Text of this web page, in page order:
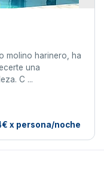
molino harinero, ha
una
C ...
x persona/noche